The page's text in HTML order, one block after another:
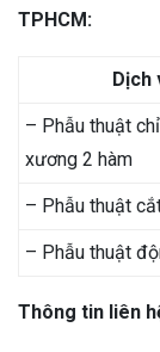
TPHCM:
Dịch
– Phẫu thuật
xương 2 hàm
– Phẫu thuật
– Phẫu thuật
Thông tin liên